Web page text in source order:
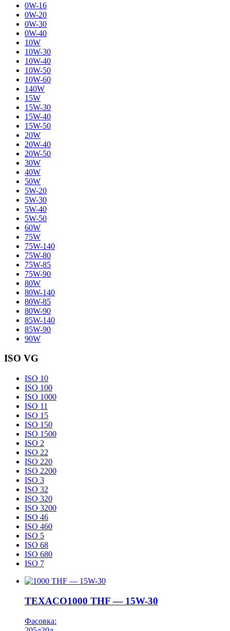
0W-16
0W-20
0W-30
0W-40
10W
10W-30
10W-40
10W-50
10W-60
140W
15W
15W-30
15W-40
15W-50
20W
20W-40
20W-50
30W
40W
50W
5W-20
5W-30
5W-40
5W-50
60W
75W
75W-140
75W-80
75W-85
75W-90
80W
80W-140
80W-85
80W-90
85W-140
85W-90
90W
ISO VG
ISO 10
ISO 100
ISO 1000
ISO 11
ISO 15
ISO 150
ISO 1500
ISO 2
ISO 22
ISO 220
ISO 2200
ISO 3
ISO 32
ISO 320
ISO 3200
ISO 46
ISO 460
ISO 5
ISO 68
ISO 680
ISO 7
TEXACO1000 THF — 15W-30
Фасовка: